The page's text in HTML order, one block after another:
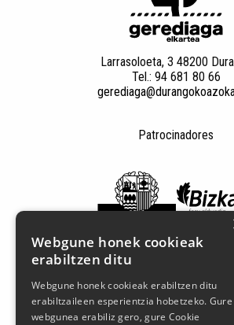
Larrasoloeta, 3 48200
Tel.: 94 681 80 66
Patrocinadores
Síguenos en las redes
Webgune honek cookieak
erabiltzen ditu
Webgune honek cookieak erabiltzen ditu
erabiltzaileen esperientzia hobetzeko. Gure
webgunea erabiliz gero, gure Cookie